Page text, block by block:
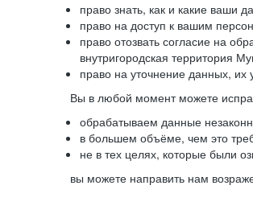
право знать, как и какие ваши
право на доступ к вашим
право отозвать согласие на
внутригородская территория
право на уточнение данных, их
Вы в любой момент можете
обрабатываем данные
в большем объёме, чем это
не в тех целях, которые были
вы можете направить нам